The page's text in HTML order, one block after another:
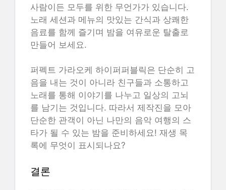
사람이든 모두를 위한 무언가가 있습니다.
노래 세션과 메뉴의 맛있는 간식과 상쾌한
음료를 함께 즐기며 밤을 여유로운 탈출로
만들어 보세요.
퍼펙트 가라오케 하이퍼퍼블릭은 단순히 고
음을 내는 것이 아니라 친구들과 소통하고
노래를 통해 이야기를 나누고 일상의 고뇌
를 남기는 것입니다. 따라서 제작진을 모아
단순한 관객이 아닌 나만의 음악 여행의 스
타가 될 수 있는 밤을 준비하세요! 재생 목
록에 무엇이 표시되나요?
결론